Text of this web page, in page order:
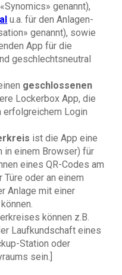
genannt),
u.a. für den Anlagen-
genannt), sowie
App für die
geschlechtsneutral
geschlossenen
Lockerbox App, die
erfolgreichem Login
ist die App eine
in einem Browser) für
eines QR-Codes am
Türe oder an einem
Anlage mit einer
können z.B.
Laufkundschaft eines
Station oder
sein.]